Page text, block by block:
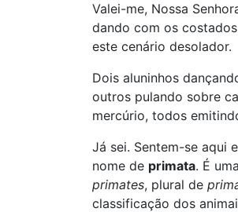
Valei-me, Nossa
dando com os
este cenário desolador.
Dois aluninhos
outros pulando sobre
mercúrio, todos
Já sei. Sentem-se aqui
nome de primata. É
primates, plural de
classificação dos